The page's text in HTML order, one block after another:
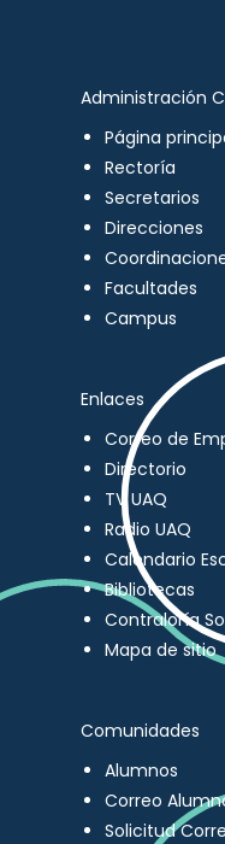
Administración
Página
Rectoría
Secretarios
Direcciones
Facultades
Campus
Enlaces
Correo de
Directorio
TV UAQ
Radio UAQ
Calendario
Bibliotecas
Contraloría
Mapa de sitio
Comunidades
Alumnos
Correo
Solicitud